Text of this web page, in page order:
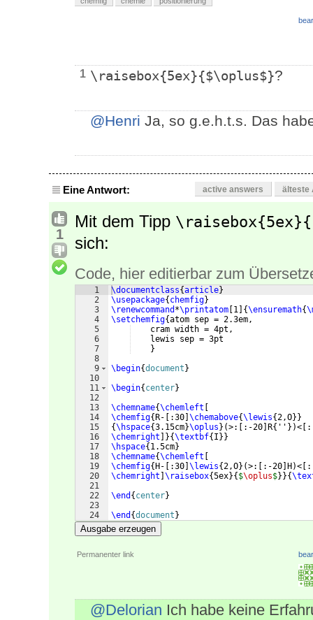
1 \raisebox{5ex}{$\oplus$}?
@Henri Ja, so g.e.h.t.s. Das
Eine Antwort: active answers älteste
1
Mit dem Tipp
sich:
Code, hier editierbar zum
1
2
3
4
5
6
7
8
9
10
11
12
13
14
15
16
17
18
19
20
21
22
23
24
\documentclass{article}
\usepackage{ chemfig}
\renewcommand *\printatom 1 {\ensuremath{
\setchemfig{atom sep = 2.3em,
    cram width = 4pt,
    lewis sep = 3pt
}
\begin{document }
\begin{ center}
\chemname{\chemleft
\chemfig{ R- :30 \chemabove{\lewis{2,O}}
{\hspace{3.15cm}\oplus } (>: :-20 R{ '' })<
\chemright ]}{\textbf{ I }}
\hspace{ 1.5cm}
\chemname{\chemleft
\chemfig{ H- :30 \lewis{2,O} (>: :-20 H )<
\chemright \raisebox{5ex}{ $\oplus$}}{
\end { center}
\end {document }
Ausgabe erzeugen
Permanenter link
@Delorian Ich habe keine